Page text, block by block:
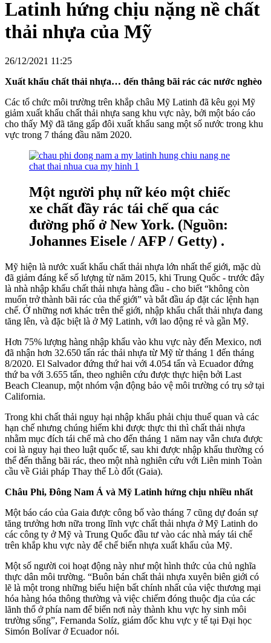
Latinh hứng chịu nặng nề chất
thải nhựa của Mỹ
26/12/2021 11:25
Xuất khẩu chất thải nhựa… đến thẳng bãi rác các nước nghèo
Các tổ chức môi trường trên khắp châu Mỹ Latinh đã kêu gọi Mỹ
giảm xuất khẩu chất thải nhựa sang khu vực này, bởi một báo cáo
cho thấy Mỹ đã tăng gấp đôi xuất khẩu sang một số nước trong khu
vực trong 7 tháng đầu năm 2020.
Một người phụ nữ kéo một chiếc
xe chất đầy rác tái chế qua các
đường phố ở New York. (Nguồn:
Johannes Eisele / AFP / Getty) .
Mỹ hiện là nước xuất khẩu chất thải nhựa lớn nhất thế giới, mặc dù
đã giảm đáng kể số lượng từ năm 2015, khi Trung Quốc - trước đây
là nhà nhập khẩu chất thải nhựa hàng đầu - cho biết “không còn
muốn trở thành bãi rác của thế giới” và bắt đầu áp đặt các lệnh hạn
chế. Ở những nơi khác trên thế giới, nhập khẩu chất thải nhựa đang
tăng lên, và đặc biệt là ở Mỹ Latinh, với lao động rẻ và gần Mỹ.
Hơn 75% lượng hàng nhập khẩu vào khu vực này đến Mexico, nơi
đã nhận hơn 32.650 tấn rác thải nhựa từ Mỹ từ tháng 1 đến tháng
8/2020. El Salvador đứng thứ hai với 4.054 tấn và Ecuador đứng
thứ ba với 3.655 tấn, theo nghiên cứu được thực hiện bởi Last
Beach Cleanup, một nhóm vận động bảo vệ môi trường có trụ sở tại
California.
Trong khi chất thải nguy hại nhập khẩu phải chịu thuế quan và các
hạn chế nhưng chúng hiếm khi được thực thi thì chất thải nhựa
nhằm mục đích tái chế mà cho đến tháng 1 năm nay vẫn chưa được
coi là nguy hại theo luật quốc tế, sau khi được nhập khẩu thường có
thể đến thẳng bãi rác, theo một nhà nghiên cứu với Liên minh Toàn
cầu về Giải pháp Thay thế Lò đốt (Gaia).
Châu Phi, Đông Nam Á và Mỹ Latinh hứng chịu nhiều nhất
Một báo cáo của Gaia được công bố vào tháng 7 cũng dự đoán sự
tăng trưởng hơn nữa trong lĩnh vực chất thải nhựa ở Mỹ Latinh do
các công ty ở Mỹ và Trung Quốc đầu tư vào các nhà máy tái chế
trên khắp khu vực này để chế biến nhựa xuất khẩu của Mỹ.
Một số người coi hoạt động này như một hình thức của chủ nghĩa
thực dân môi trường. “Buôn bán chất thải nhựa xuyên biên giới có
lẽ là một trong những biểu hiện bất chính nhất của việc thương mại
hóa hàng hóa thông thường và việc chiếm đóng thuộc địa của các
lãnh thổ ở phía nam để biến nơi này thành khu vực hy sinh môi
trường sống”, Fernanda Solíz, giám đốc khu vực y tế tại Đại học
Simón Bolívar ở Ecuador nói.